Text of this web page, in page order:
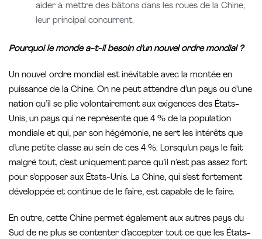
aider à mettre des bâtons dans les roues de la Chine,
leur principal concurrent.
Pourquoi le monde a-t-il besoin d’un nouvel ordre mondial ?
Un nouvel ordre mondial est inévitable avec la montée en
puissance de la Chine. On ne peut attendre d’un pays ou d’une
nation qu’il se plie volontairement aux exigences des États-
Unis, un pays qui ne représente que 4 % de la population
mondiale et qui, par son hégémonie, ne sert les intérêts que
d’une petite classe au sein de ces 4 %. Lorsqu’un pays le fait
malgré tout, c’est uniquement parce qu’il n’est pas assez fort
pour s’opposer aux États-Unis. La Chine, qui s’est fortement
développée et continue de le faire, est capable de le faire.
En outre, cette Chine permet également aux autres pays du
Sud de ne plus se contenter d’accepter tout ce que les États-